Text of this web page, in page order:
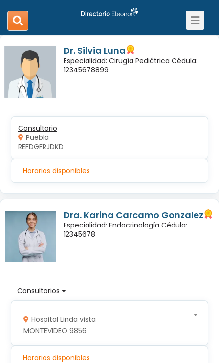
search
navigation
Toggle
Dr. Silvia Luna
Especialidad: Cirugía Pediátrica Cédula:
12345678899
Consultorio
Puebla
REFDGFRJDKD
Horarios disponibles
Dra. Karina Carcamo Gonzalez
Especialidad: Endocrinología Cédula:
12345678
Consultorios
Hospital Linda vista
MONTEVIDEO 9856
Horarios disponibles